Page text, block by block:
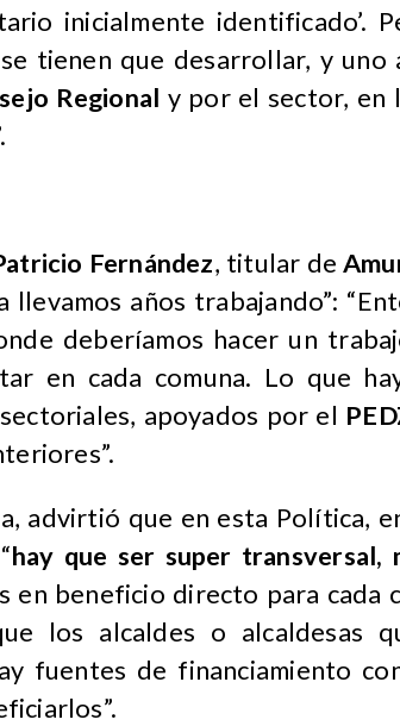
inicialmente identificado’.
tienen que desarrollar, y uno
Regional y por el sector, en
Fernández, titular de
llevamos años trabajando”:
deberíamos hacer un
en cada comuna. Lo que
apoyados por el
advirtió que en esta Política,
hay que ser super transversal,
en beneficio directo para cada
los alcaldes o alcaldesas
fuentes de financiamiento